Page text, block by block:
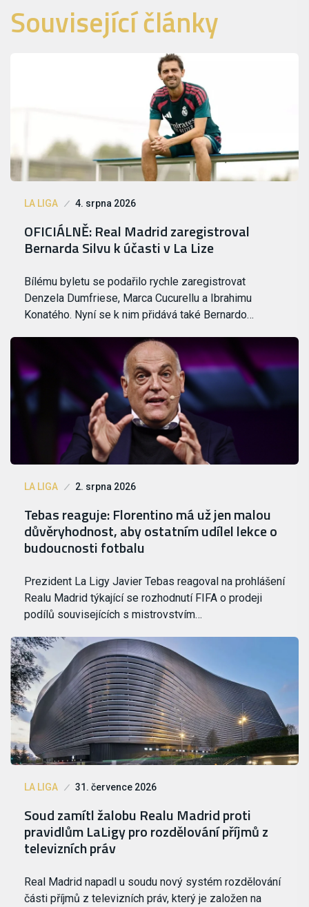
Související články
LA LIGA 4. srpna 2026
OFICIÁLNĚ: Real Madrid zaregistroval
Bernarda Silvu k účasti v La Lize
Bílému byletu se podařilo rychle zaregistrovat
Denzela Dumfriese, Marca Cucurellu a Ibrahimu
Konatého. Nyní se k nim přidává také Bernardo…
LA LIGA 2. srpna 2026
Tebas reaguje: Florentino má už jen malou
důvěryhodnost, aby ostatním udílel lekce o
budoucnosti fotbalu
Prezident La Ligy Javier Tebas reagoval na prohlášení
Realu Madrid týkající se rozhodnutí FIFA o prodeji
podílů souvisejících s mistrovstvím…
LA LIGA 31. července 2026
Soud zamítl žalobu Realu Madrid proti
pravidlům LaLigy pro rozdělování příjmů z
televizních práv
Real Madrid napadl u soudu nový systém rozdělování
části příjmů z televizních práv, který je založen na